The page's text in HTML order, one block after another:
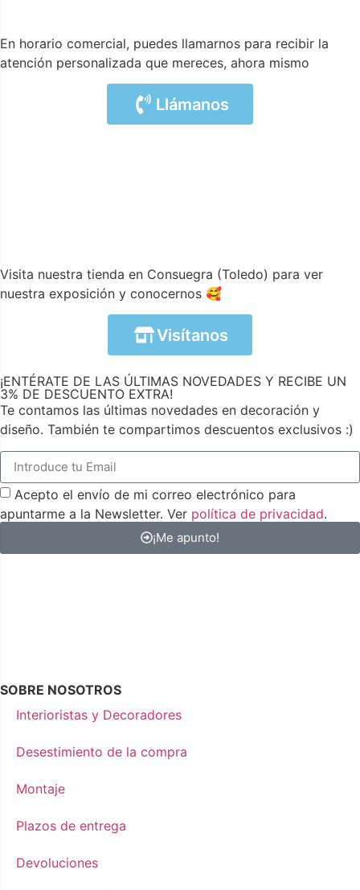
En horario comercial, puedes llamarnos para recibir la
atención personalizada que mereces, ahora mismo
Llámanos
Visita nuestra tienda en Consuegra (Toledo) para ver
nuestra exposición y conocernos 🥰
Visítanos
¡ENTÉRATE DE LAS ÚLTIMAS NOVEDADES Y RECIBE UN
3% DE DESCUENTO EXTRA!
Te contamos las últimas novedades en decoración y
diseño. También te compartimos descuentos exclusivos :)
Acepto el envío de mi correo electrónico para
apuntarme a la Newsletter. Ver política de privacidad.
¡Me apunto!
SOBRE NOSOTROS
Interioristas y Decoradores
Desestimiento de la compra
Montaje
Plazos de entrega
Devoluciones